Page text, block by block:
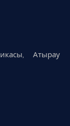
Атырау